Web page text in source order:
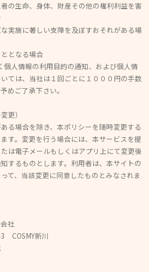
生命、身体、財産その他の権利利益を害
施に著しい支障を及ぼすおそれがある場
となる場合
人情報の利用目的の通知、および個人情
ては、当社は１回ごとに１０００円の手数
めご了承下さい。
更）
る場合を除き、本ポリシーを随時変更する
す。変更を行う場合には、本サービスを提
は電子メールもしくはアプリ上にて変更後
するものとします。利用者は、本サイトの
て、当該変更に同意したものとみなされま
社
COSMY新川